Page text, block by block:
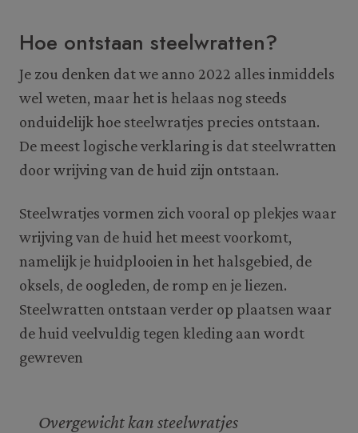
Hoe ontstaan steelwratten?
Je zou denken dat we anno 2022 alles inmiddels
wel weten, maar het is helaas nog steeds
onduidelijk hoe steelwratjes precies ontstaan.
De meest logische verklaring is dat steelwratten
door wrijving van de huid zijn ontstaan.
Steelwratjes vormen zich vooral op plekjes waar
wrijving van de huid het meest voorkomt,
namelijk je huidplooien in het halsgebied, de
oksels, de oogleden, de romp en je liezen.
Steelwratten ontstaan verder op plaatsen waar
de huid veelvuldig tegen kleding aan wordt
gewreven
Overgewicht kan steelwratjes